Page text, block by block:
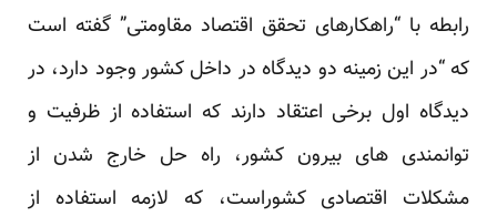
رابطه با “راهکارهای تحقق اقتصاد مقاومتی” گفته است
که “در این زمینه دو دیدگاه در داخل کشور وجود دارد، در
دیدگاه اول برخی اعتقاد دارند که استفاده از ظرفیت و
توانمندی های بیرون کشور، راه حل خارج شدن از
مشکلات اقتصادی کشوراست، که لازمه استفاده از